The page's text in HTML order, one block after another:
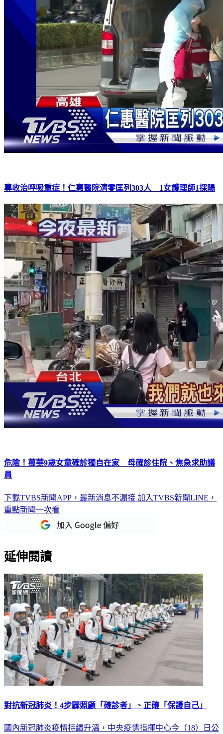
專收治呼吸重症！仁惠醫院清零匡列303人 1女護理師1採陽
危險！萬華9歲女童確診獨自在家 母確診住院、焦急求助議
員
下載TVBS新聞APP，最新消息不漏接 加入TVBS新聞LINE，
重點新聞一次看
延伸閱讀
對抗新冠肺炎！4步驟照顧「確診者」、正確「保護自己」
國內新冠肺炎疫情持續升溫，中央疫情指揮中心今（18）日公